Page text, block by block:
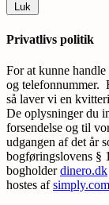
Luk
Privatlivs politik
For at kunne
og telefonnummer.
så laver vi en
De oplysninger du
forsendelse og til
udgangen af det år
bogføringslovens §
bogholderdinero.dk
hostes afsimply.com